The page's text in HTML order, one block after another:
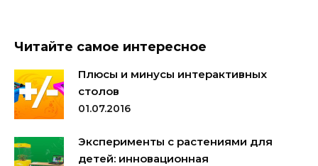
Читайте самое интересное
Плюсы и минусы интерактивных
столов
01.07.2016
Эксперименты с растениями для
детей: инновационная